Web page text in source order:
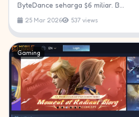
ByteDance seharga $6 miliar. B...
25 Mar 2026 537 views
Gaming